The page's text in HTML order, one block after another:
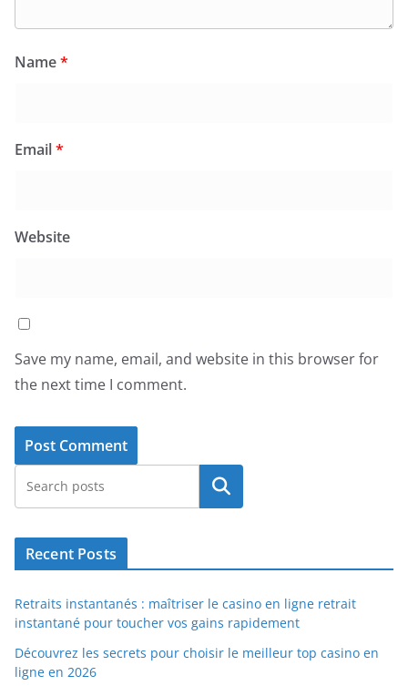
Name*
Email*
Website
Save my name, email, and website in this browser for
the next time I comment.
Search
Recent Posts
Retraits instantanés : maîtriser le casino en ligne retrait
instantané pour toucher vos gains rapidement
Découvrez les secrets pour choisir le meilleur top casino en
ligne en 2026